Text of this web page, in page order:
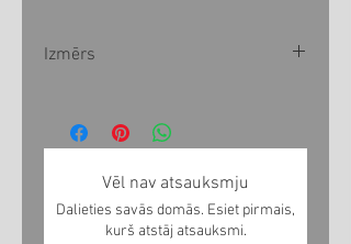
Izmērs
10<... gadi 28
Vēl nav atsauksmju
Dalieties savās domās. Esiet pirmais,
kurš atstāj atsauksmi.